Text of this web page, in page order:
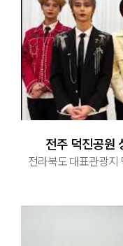
전주 덕진공원
전라북도 대표관광지 덕진공원 시티투어 및